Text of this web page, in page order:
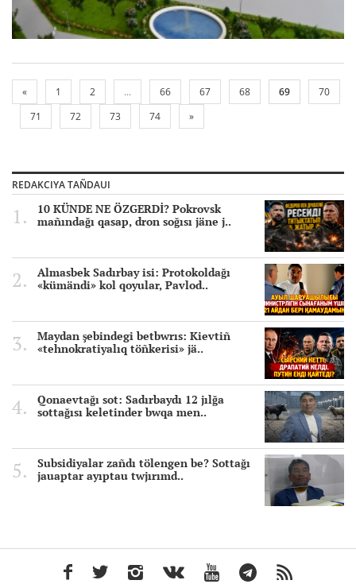
« 1 2 ... 66 67 68 69
70
71
72 73 74 »
REDAKCIYA TAÑDAUI
10 KÜNDE NE ÖZGERDİ? Pokrovsk
mañındağı qasap, dron soğısı jäne j..
Almasbek Sadırbay isi: Protokoldağı
«kümändi» kol qoyular, Pavlod..
Maydan şebindegi betbwrıs: Kievtiñ
«tehnokratiyalıq töñkerisi» jä..
Qonaevtağı sot: Sadırbaydı 12 jılğa
sottağısı keletinder bwqa men..
Subsidiyalar zañdı tölengen be? Sottağı
jauaptar ayıptau twjırımd..